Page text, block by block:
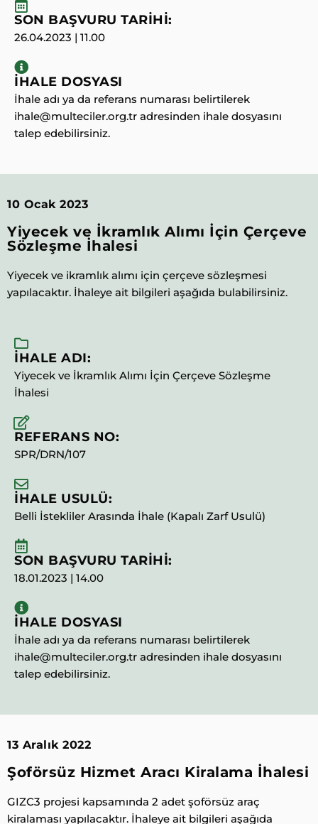
SON BAŞVURU TARİHİ:
26.04.2023 | 11.00
İHALE DOSYASI
İhale adı ya da referans numarası belirtilerek
ihale@multeciler.org.tr adresinden ihale dosyasını
talep edebilirsiniz.
10 Ocak 2023
Yiyecek ve İkramlık Alımı İçin Çerçeve
Sözleşme İhalesi
Yiyecek ve ikramlık alımı için çerçeve sözleşmesi
yapılacaktır. İhaleye ait bilgileri aşağıda bulabilirsiniz.
İHALE ADI:
Yiyecek ve İkramlık Alımı İçin Çerçeve Sözleşme
İhalesi
REFERANS NO:
SPR/DRN/107
İHALE USULÜ:
Belli İstekliler Arasında İhale (Kapalı Zarf Usulü)
SON BAŞVURU TARİHİ:
18.01.2023 | 14.00
İHALE DOSYASI
İhale adı ya da referans numarası belirtilerek
ihale@multeciler.org.tr adresinden ihale dosyasını
talep edebilirsiniz.
13 Aralık 2022
Şoförsüz Hizmet Aracı Kiralama İhalesi
GIZC3 projesi kapsamında 2 adet şoförsüz araç
kiralaması yapılacaktır. İhaleye ait bilgileri aşağıda